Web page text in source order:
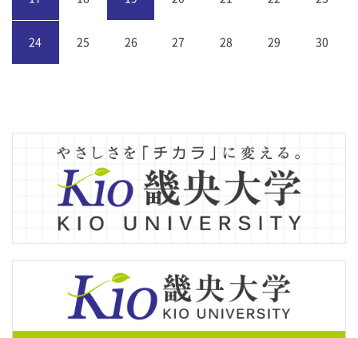
24 25 26 27 28 29 30